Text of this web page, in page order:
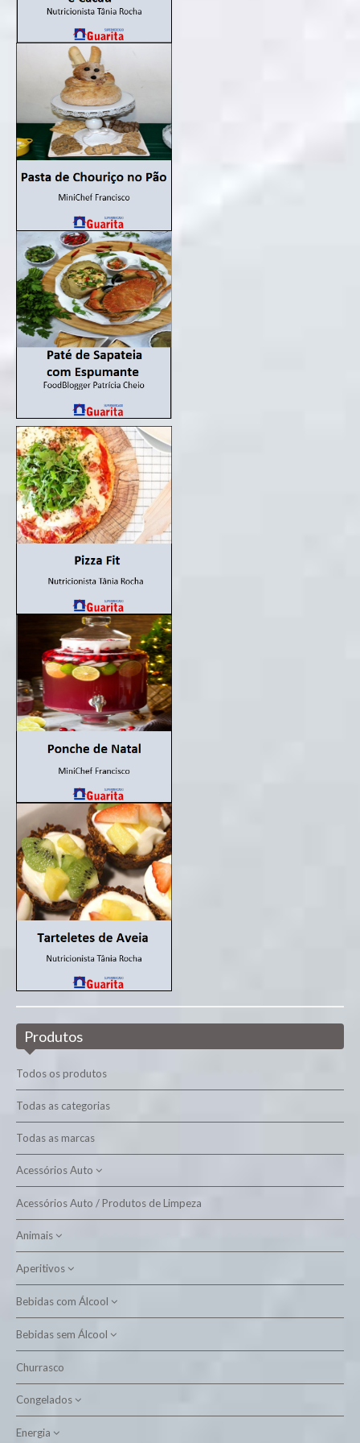
Produtos
Todos os produtos
Todas as categorias
Todas as marcas
Acessórios Auto
Produtos de Limpeza
Acessórios Auto / Produtos de Limpeza
Animais
Alimento Aves
Alimento Cão
Alimento Gato
Aperitivos
Batatas Fritas
Snacks
Bebidas com Álcool
Aguardente
Cervejas
Licor
Bebidas sem Álcool
Água
Néctar
Outros
Churrasco
Congelados
Bacalhau
Energia